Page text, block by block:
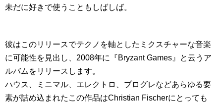
未だに好きで使うこともしばしば。
彼はこのリリースでテクノを軸としたミクスチャーな音楽
に可能性を見出し、2008年に『Bryzant Games』と云うア
ルバムをリリースします。
ハウス、ミニマル、エレクトロ、プログレなどあらゆる要
素が詰め込まれたこの作品はChristian Fischerにとっても